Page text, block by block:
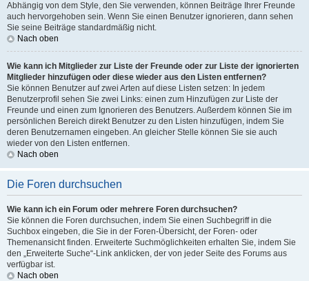
Abhängig von dem Style, den Sie verwenden, können Beiträge Ihrer Freunde
auch hervorgehoben sein. Wenn Sie einen Benutzer ignorieren, dann sehen
Sie seine Beiträge standardmäßig nicht.
Nach oben
Wie kann ich Mitglieder zur Liste der Freunde oder zur Liste der ignorierten
Mitglieder hinzufügen oder diese wieder aus den Listen entfernen?
Sie können Benutzer auf zwei Arten auf diese Listen setzen: In jedem
Benutzerprofil sehen Sie zwei Links: einen zum Hinzufügen zur Liste der
Freunde und einen zum Ignorieren des Benutzers. Außerdem können Sie im
persönlichen Bereich direkt Benutzer zu den Listen hinzufügen, indem Sie
deren Benutzernamen eingeben. An gleicher Stelle können Sie sie auch
wieder von den Listen entfernen.
Nach oben
Die Foren durchsuchen
Wie kann ich ein Forum oder mehrere Foren durchsuchen?
Sie können die Foren durchsuchen, indem Sie einen Suchbegriff in die
Suchbox eingeben, die Sie in der Foren-Übersicht, der Foren- oder
Themenansicht finden. Erweiterte Suchmöglichkeiten erhalten Sie, indem Sie
den „Erweiterte Suche“-Link anklicken, der von jeder Seite des Forums aus
verfügbar ist.
Nach oben